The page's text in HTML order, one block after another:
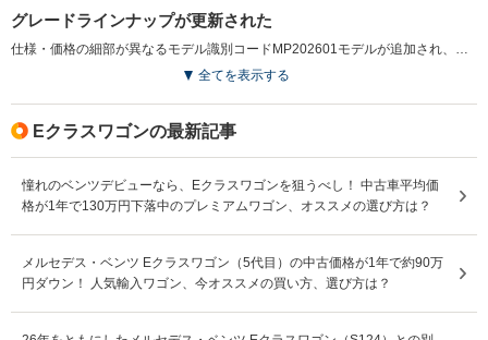
た Sクラス意外のエアサスはメルセデスは絶対にお奨めし
ヤナセに文句言ったら「もう耳にタコ」みたいだ 乗り味
は1/3以下の価格の車です。 内装は100点以上。レクサス
グレードラインナップが更新された
仕様・価格の細部が異なるモデル識別コードMP202601モデルが追加され、オプションパッケージにステアリングヒーターを追加設定している。（2025.10）
全てを表示する
Eクラスワゴンの最新記事
憧れのベンツデビューなら、Eクラスワゴンを狙うべし！ 中古車平均価
格が1年で130万円下落中のプレミアムワゴン、オススメの選び方は？
メルセデス・ベンツ Eクラスワゴン（5代目）の中古価格が1年で約90万
円ダウン！ 人気輸入ワゴン、今オススメの買い方、選び方は？